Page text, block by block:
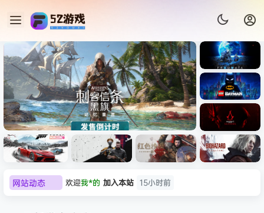
虚拟机版/Assassin’s Creed
《识质存
在/PRAG
MATA》
免安装中
文版
《乐高蝙
蝠侠：黑
暗骑士之
网站动态 欢迎我*的 加入本站 15小时前